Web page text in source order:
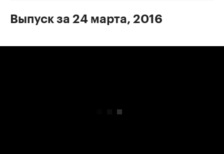
Выпуск за 24 марта, 2016